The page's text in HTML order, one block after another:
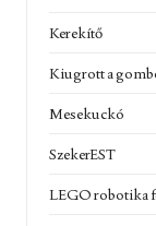
Kerekítő
Kiugrott a
Mesekuckó
SzekerEST
LEGO robotika